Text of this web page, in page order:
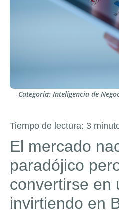
Categoria: Inteligencia de
Tiempo de lectura: 3
El mercado
paradójico
convertirse en
invirtiendo en